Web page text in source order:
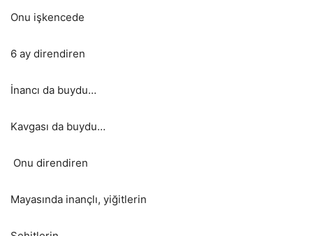
Onu işkencede
6 ay direndiren
İnancı da buydu…
Kavgası da buydu…
Onu direndiren
Mayasında inançlı, yiğitlerin